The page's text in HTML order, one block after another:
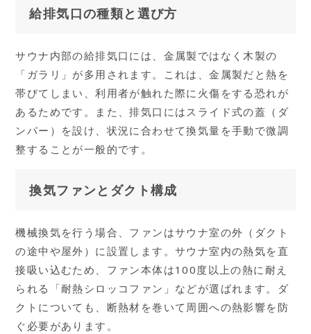
給排気口の種類と選び方
サウナ内部の給排気口には、金属製ではなく木製の
「ガラリ」が多用されます。これは、金属製だと熱を
帯びてしまい、利用者が触れた際に火傷をする恐れが
あるためです。また、排気口にはスライド式の蓋（ダ
ンパー）を設け、状況に合わせて換気量を手動で微調
整することが一般的です。
換気ファンとダクト構成
機械換気を行う場合、ファンはサウナ室の外（ダクト
の途中や屋外）に設置します。サウナ室内の熱気を直
接吸い込むため、ファン本体は100度以上の熱に耐え
られる「耐熱シロッコファン」などが選ばれます。ダ
クトについても、断熱材を巻いて周囲への熱影響を防
ぐ必要があります。